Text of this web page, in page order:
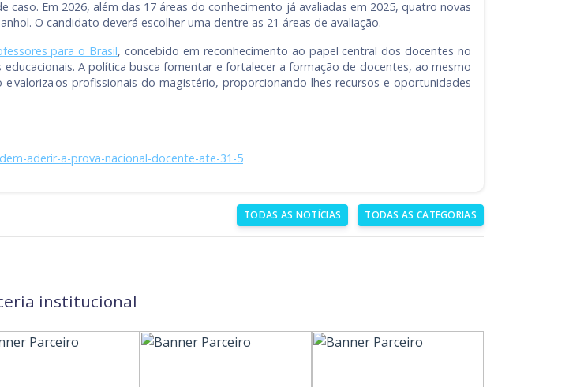
Em 2026, além das 17 áreas do conhecimento já avaliadas em 2025, quatro novas
O candidato deverá escolher uma dentre as 21 áreas de avaliação.
para o Brasil, concebido em reconhecimento ao papel central dos docentes no
A política busca fomentar e fortalecer a formação de docentes, ao mesmo
valoriza os profissionais do magistério, proporcionando-lhes recursos e oportunidades
aderir-a-prova-nacional-docente-ate-31-5
TODAS AS NOTÍCIAS TODAS AS CATEGORIAS
institucional